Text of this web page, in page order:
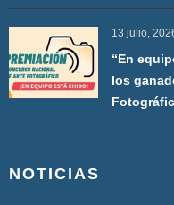
13 julio,
“En
los
NOTICIAS